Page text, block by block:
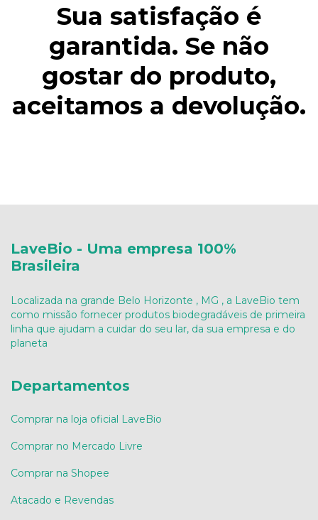
Sua satisfação é
garantida. Se não
gostar do produto,
aceitamos a devolução.
LaveBio - Uma empresa 100%
Brasileira
Localizada na grande Belo Horizonte , MG , a LaveBio tem
como missão fornecer produtos biodegradáveis de primeira
linha que ajudam a cuidar do seu lar, da sua empresa e do
planeta
Departamentos
Comprar na loja oficial LaveBio
Comprar no Mercado Livre
Comprar na Shopee
Atacado e Revendas